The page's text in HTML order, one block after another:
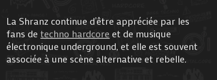
La Shranz continue d’être appréciée par les
fans de techno hardcore et de musique
électronique underground, et elle est souvent
associée à une scène alternative et rebelle.